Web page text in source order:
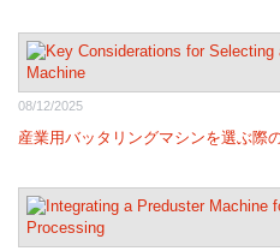
08/12/2025
産業用バッタリングマシンを選ぶ際